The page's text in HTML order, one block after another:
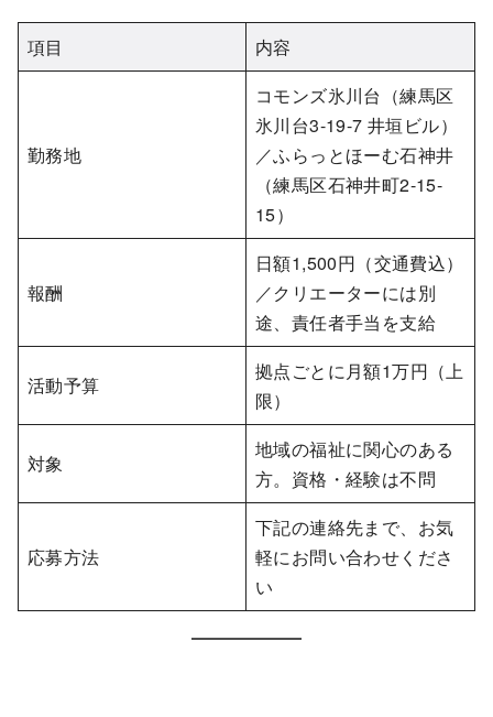
項目 内容
勤務地
コモンズ氷川台（練馬区
氷川台3-19-7 井垣ビル）
／ふらっとほーむ石神井
（練馬区石神井町2-15-
15）
報酬
日額1,500円（交通費込）
／クリエーターには別
途、責任者手当を支給
活動予算
拠点ごとに月額1万円（上
限）
対象
地域の福祉に関心のある
方。資格・経験は不問
応募方法
下記の連絡先まで、お気
軽にお問い合わせくださ
い